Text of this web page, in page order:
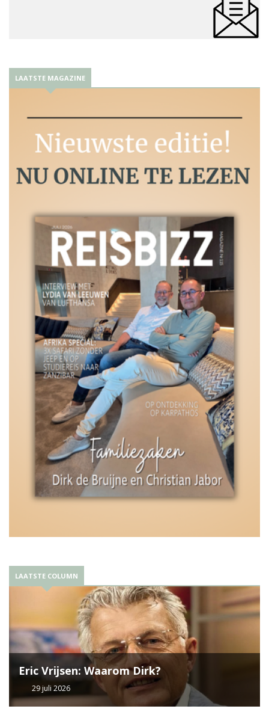
LAATSTE MAGAZINE
LAATSTE COLUMN
Eric Vrijsen: Waarom Dirk?
29 juli 2026